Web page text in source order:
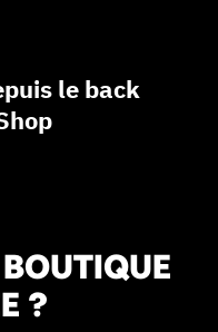
le back
?